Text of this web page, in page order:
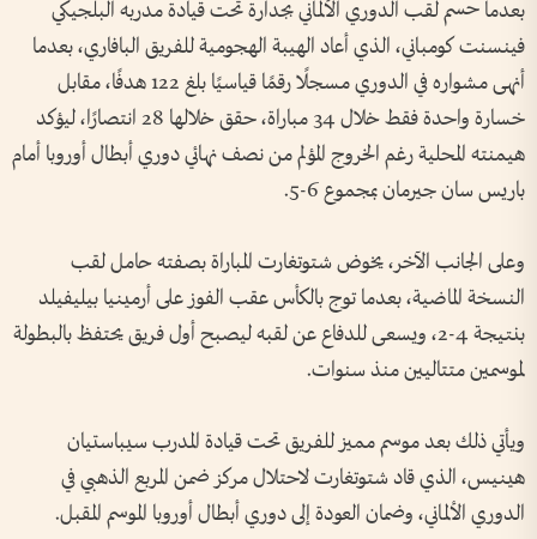
بعدما حسم لقب الدوري الألماني بجدارة تحت قيادة مدربه البلجيكي
فينسنت كومباني، الذي أعاد الهيبة الهجومية للفريق البافاري، بعدما
أنهى مشواره في الدوري مسجلًا رقمًا قياسيًا بلغ 122 هدفًا، مقابل
خسارة واحدة فقط خلال 34 مباراة، حقق خلالها 28 انتصارًا، ليؤكد
هيمنته المحلية رغم الخروج المؤلم من نصف نهائي دوري أبطال أوروبا أمام
باريس سان جيرمان بمجموع 6-5.
وعلى الجانب الآخر، يخوض شتوتغارت المباراة بصفته حامل لقب
النسخة الماضية، بعدما توج بالكأس عقب الفوز على أرمينيا بيليفيلد
بنتيجة 4-2، ويسعى للدفاع عن لقبه ليصبح أول فريق يحتفظ بالبطولة
لموسمين متتاليين منذ سنوات.
ويأتي ذلك بعد موسم مميز للفريق تحت قيادة المدرب سيباستيان
هينيس، الذي قاد شتوتغارت لاحتلال مركز ضمن المربع الذهبي في
الدوري الألماني، وضمان العودة إلى دوري أبطال أوروبا الموسم المقبل.